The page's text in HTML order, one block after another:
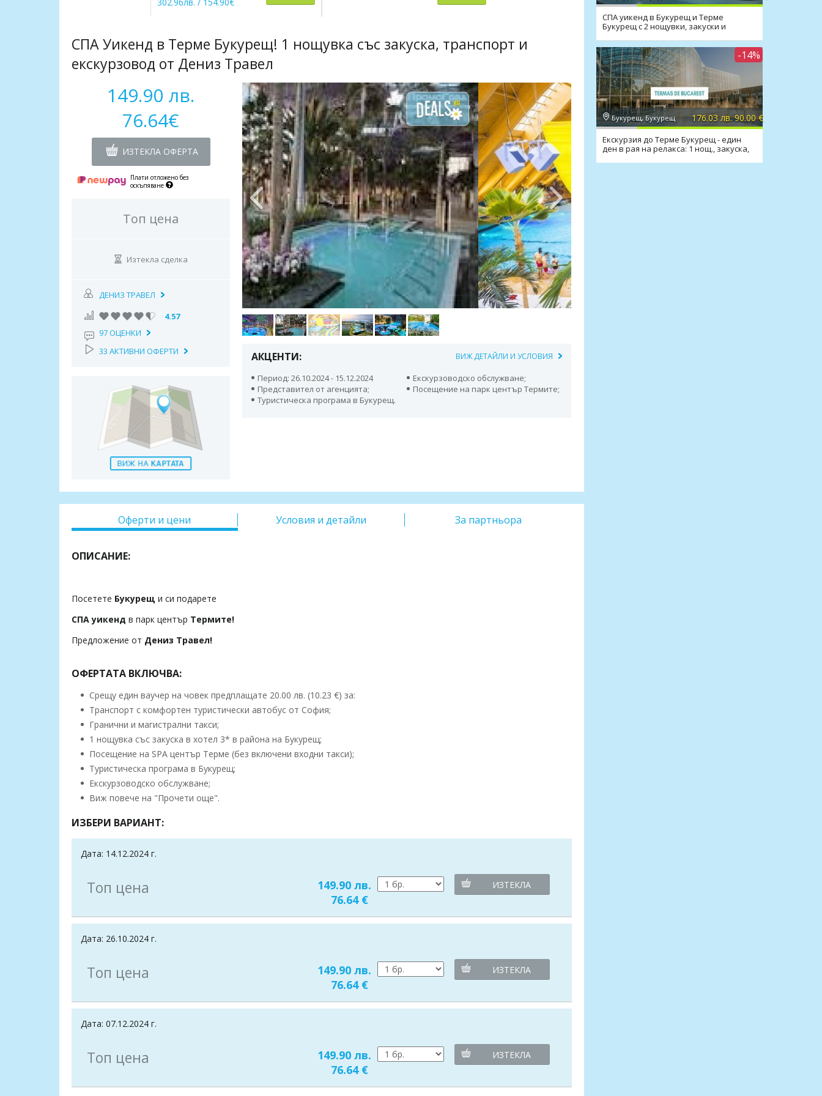
СПА Уикенд в Терме Букурещ! 1 нощувка със закуска, транспорт и
екскурзовод от Дениз Травел
АКЦЕНТИ: ВИЖ ДЕТАЙЛИ И УСЛОВИЯ
Период: 26.10.2024 - 15.12.2024
Екскурзоводско обслужване;
Представител от агенцията;
Посещение на парк център Термите;
Туристическа програма в Букурещ.
149.90 лв.
76.64€
ИЗТЕКЛА ОФЕРТА
Плати отложено без
оскъпяване
Топ цена
Изтекла сделка
ДЕНИЗ ТРАВЕЛ
4.57
97 ОЦЕНКИ
33 АКТИВНИ ОФЕРТИ
Оферти и цени Условия и детайли За партньора
ОПИСАНИЕ:
Посетете Букурещ и си подарете
СПА уикенд в парк център Термите!
Предложение от Дениз Травел!
ОФЕРТАТА ВКЛЮЧВА:
Срещу един ваучер на човек предплащате 20.00 лв. (10.23 €) за:
Транспорт с комфортен туристически автобус от София;
Гранични и магистрални такси;
1 нощувка със закуска в хотел 3* в района на Букурещ;
Посещение на SPA център Терме (без включени входни такси);
Туристическа програма в Букурещ;
Екскурзоводско обслужване;
Виж повече на "Прочети още".
ИЗБЕРИ ВАРИАНТ:
Дата: 14.12.2024 г.
Топ цена
149.90 лв.
76.64 €
ИЗТЕКЛА
Дата: 26.10.2024 г.
Топ цена
149.90 лв.
76.64 €
ИЗТЕКЛА
Дата: 07.12.2024 г.
Топ цена
149.90 лв.
76.64 €
ИЗТЕКЛА
СПА уикенд в Букурещ и Терме
Букурещ с 2 нощувки, закуски и
-14%
Букурещ, Букурещ 176.03 лв. 90.00 €
Екскурзия до Терме Букурещ - един
ден в рая на релакса: 1 нощ., закуска,